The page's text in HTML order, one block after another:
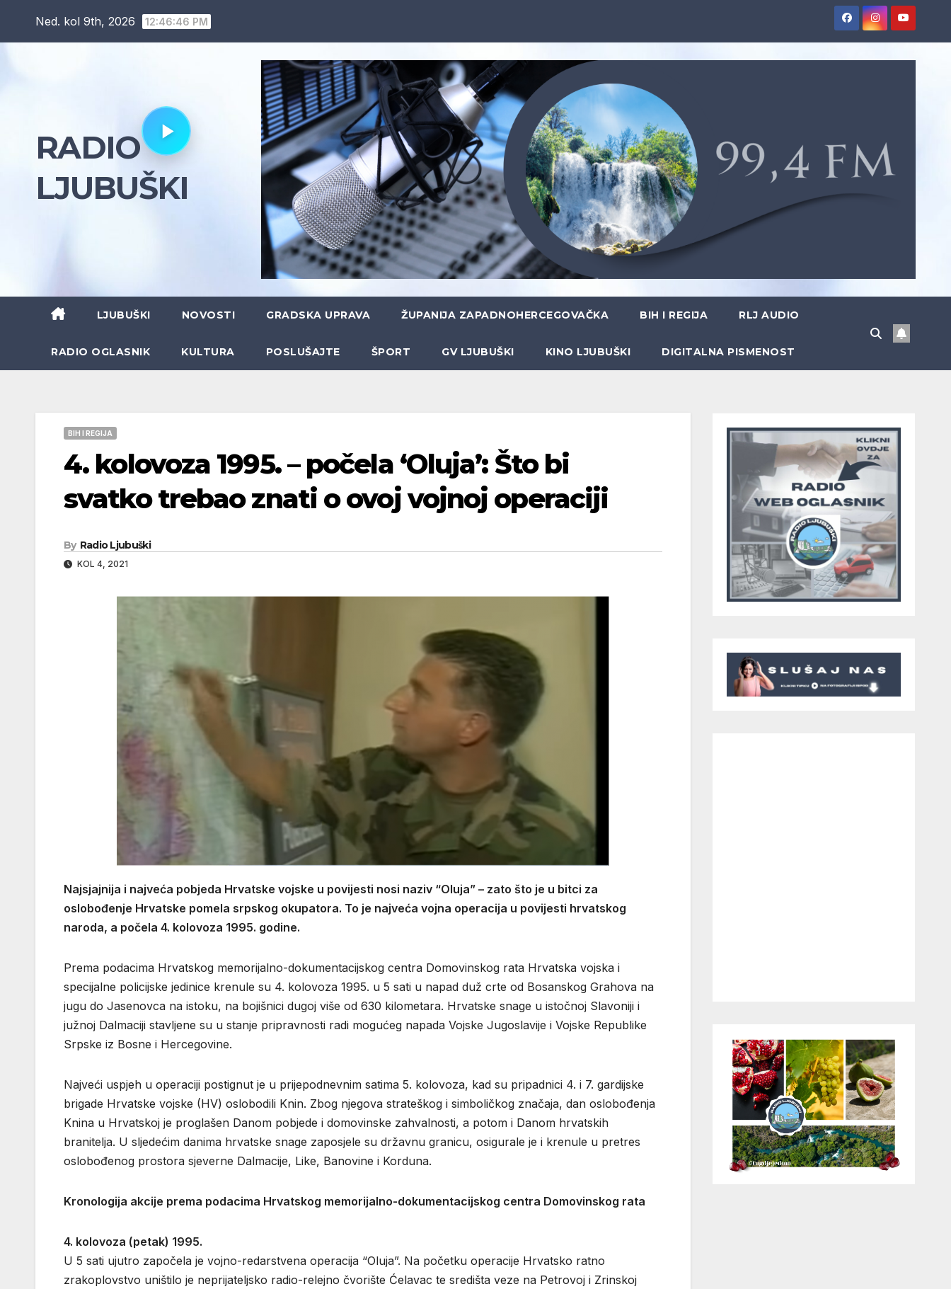
Ned. kol 9th, 2026 12:46:47 PM
RADIO
LJUBUŠKI
LJUBUŠKI NOVOSTI GRADSKA UPRAVA ŽUPANIJA ZAPADNOHERCEGOVAČKA BIH I REGIJA RLJ AUDIO
RADIO OGLASNIK KULTURA POSLUŠAJTE ŠPORT GV LJUBUŠKI KINO LJUBUŠKI DIGITALNA PISMENOST
BIH I REGIJA
4. kolovoza 1995. – počela ‘Oluja’: Što bi
svatko trebao znati o ovoj vojnoj operaciji
By Radio Ljubuški
KOL 4, 2021
Najsjajnija i najveća pobjeda Hrvatske vojske u povijesti nosi naziv “Oluja” – zato što je u bitci za
oslobođenje Hrvatske pomela srpskog okupatora. To je najveća vojna operacija u povijesti hrvatskog
naroda, a počela 4. kolovoza 1995. godine.
Prema podacima Hrvatskog memorijalno-dokumentacijskog centra Domovinskog rata Hrvatska vojska i
specijalne policijske jedinice krenule su 4. kolovoza 1995. u 5 sati u napad duž crte od Bosanskog Grahova na
jugu do Jasenovca na istoku, na bojišnici dugoj više od 630 kilometara. Hrvatske snage u istočnoj Slavoniji i
južnoj Dalmaciji stavljene su u stanje pripravnosti radi mogućeg napada Vojske Jugoslavije i Vojske Republike
Srpske iz Bosne i Hercegovine.
Najveći uspjeh u operaciji postignut je u prijepodnevnim satima 5. kolovoza, kad su pripadnici 4. i 7. gardijske
brigade Hrvatske vojske (HV) oslobodili Knin. Zbog njegova strateškog i simboličkog značaja, dan oslobođenja
Knina u Hrvatskoj je proglašen Danom pobjede i domovinske zahvalnosti, a potom i Danom hrvatskih
branitelja. U sljedećim danima hrvatske snage zaposjele su državnu granicu, osigurale je i krenule u pretres
oslobođenog prostora sjeverne Dalmacije, Like, Banovine i Korduna.
Kronologija akcije prema podacima Hrvatskog memorijalno-dokumentacijskog centra Domovinskog rata
4. kolovoza (petak) 1995.
U 5 sati ujutro započela je vojno-redarstvena operacija “Oluja”. Na početku operacije Hrvatsko ratno
zrakoplovstvo uništilo je neprijateljsko radio-relejno čvorište Ćelavac te središta veze na Petrovoj i Zrinskoj